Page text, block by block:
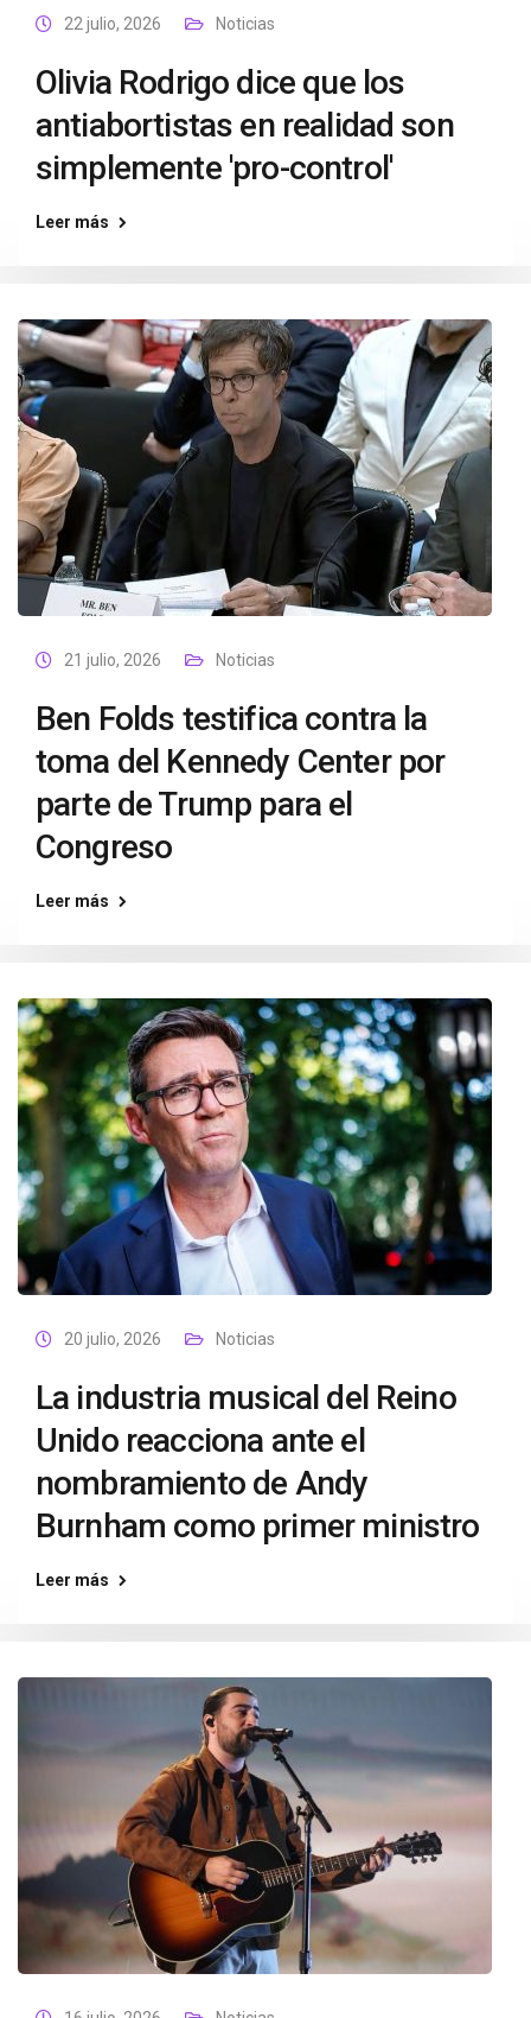
22 julio, 2026 Noticias
Olivia Rodrigo dice que los
antiabortistas en realidad son
simplemente 'pro-control'
Leer más
21 julio, 2026 Noticias
Ben Folds testifica contra la
toma del Kennedy Center por
parte de Trump para el
Congreso
Leer más
20 julio, 2026 Noticias
La industria musical del Reino
Unido reacciona ante el
nombramiento de Andy
Burnham como primer ministro
Leer más